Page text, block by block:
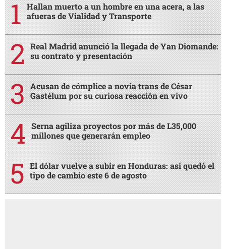
Hallan muerto a un hombre en una acera, a las
afueras de Vialidad y Transporte
Real Madrid anunció la llegada de Yan Diomande:
su contrato y presentación
Acusan de cómplice a novia trans de César
Gastélum por su curiosa reacción en vivo
Serna agiliza proyectos por más de L35,000
millones que generarán empleo
El dólar vuelve a subir en Honduras: así quedó el
tipo de cambio este 6 de agosto